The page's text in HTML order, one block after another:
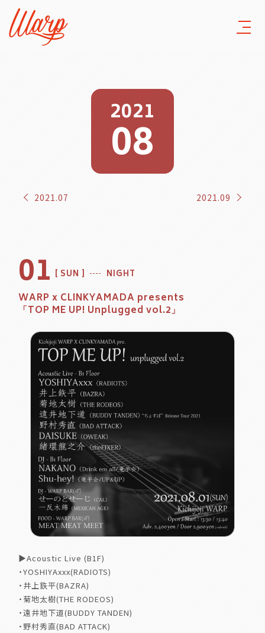
2021
08
2021.07 2021.09
01 SUN NIGHT
WARP x CLINKYAMADA presents
「TOP ME UP! Unplugged vol.2」
▶︎Acoustic Live (B1F)
・YOSHIYAxxx(RADIOTS)
・井上鉃平(BAZRA)
・菊地太樹(THE RODEOS)
・遠井地下道(BUDDY TANDEN)
・野村秀直(BAD ATTACK)